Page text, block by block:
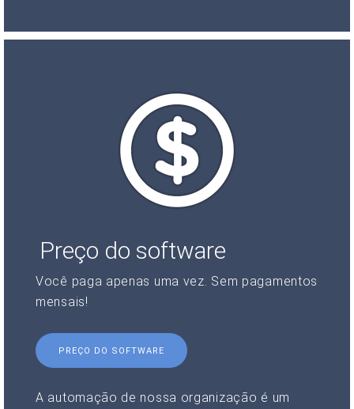
Preço do software
Você paga apenas uma vez. Sem pagamentos
mensais!
PREÇO DO SOFTWARE
A automação de nossa organização é um